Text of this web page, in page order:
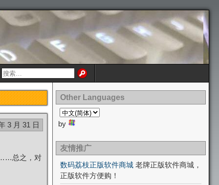
3 月 31 日
……总之，对
Other Languages
by
友情推广
数码荔枝正版软件商城 老牌正版软件商城，
正版软件方便购！